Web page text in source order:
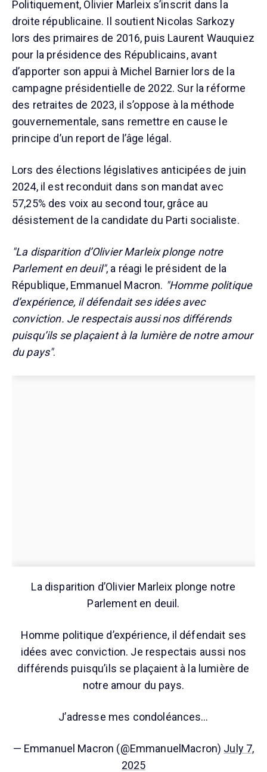
Politiquement, Olivier Marleix s’inscrit dans la
droite républicaine. Il soutient Nicolas Sarkozy
lors des primaires de 2016, puis Laurent Wauquiez
pour la présidence des Républicains, avant
d’apporter son appui à Michel Barnier lors de la
campagne présidentielle de 2022. Sur la réforme
des retraites de 2023, il s’oppose à la méthode
gouvernementale, sans remettre en cause le
principe d’un report de l’âge légal.
Lors des élections législatives anticipées de juin
2024, il est reconduit dans son mandat avec
57,25% des voix au second tour, grâce au
désistement de la candidate du Parti socialiste.
"La disparition d’Olivier Marleix plonge notre
Parlement en deuil", a réagi le président de la
République, Emmanuel Macron. "Homme politique
d’expérience, il défendait ses idées avec
conviction. Je respectais aussi nos différends
puisqu’ils se plaçaient à la lumière de notre amour
du pays".
La disparition d’Olivier Marleix plonge notre
Parlement en deuil.
Homme politique d’expérience, il défendait ses
idées avec conviction. Je respectais aussi nos
différends puisqu’ils se plaçaient à la lumière de
notre amour du pays.
J’adresse mes condoléances…
— Emmanuel Macron (@EmmanuelMacron) July 7,
2025